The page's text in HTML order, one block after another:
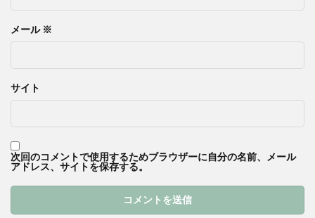
メール ※
サイト
次回のコメントで使用するためブラウザーに自分の名前、メール
アドレス、サイトを保存する。